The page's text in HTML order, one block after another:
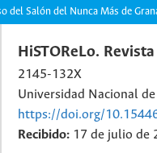
del Salón del Nunca Más de